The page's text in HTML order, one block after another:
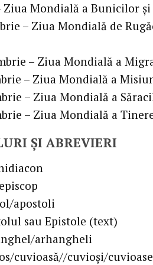
Ziua Mondială a Bunicilor
– Ziua Mondială de
– Ziua Mondială a
– Ziua Mondială a
– Ziua Mondială a
– Ziua Mondială a
ȘI ABREVIERI
apostoli
sau Epistole (text)
arhangheli
cuvioasă//cuvioși/cuvioase